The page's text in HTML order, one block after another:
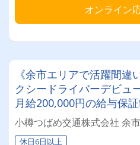
オンライン
《余市エリアで活躍間違
クシードライバーデビ
月給200,000円の給与保
負担で取得可能◎地域密
小樽つばめ交通株式会社 余
休日6日以上